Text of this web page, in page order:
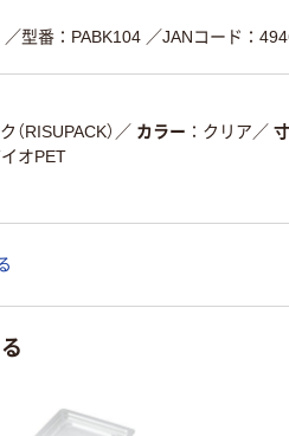
／型番：PABK104 ／JANコード：
（RISUPACK） ／ カラー クリア ／
イオPET